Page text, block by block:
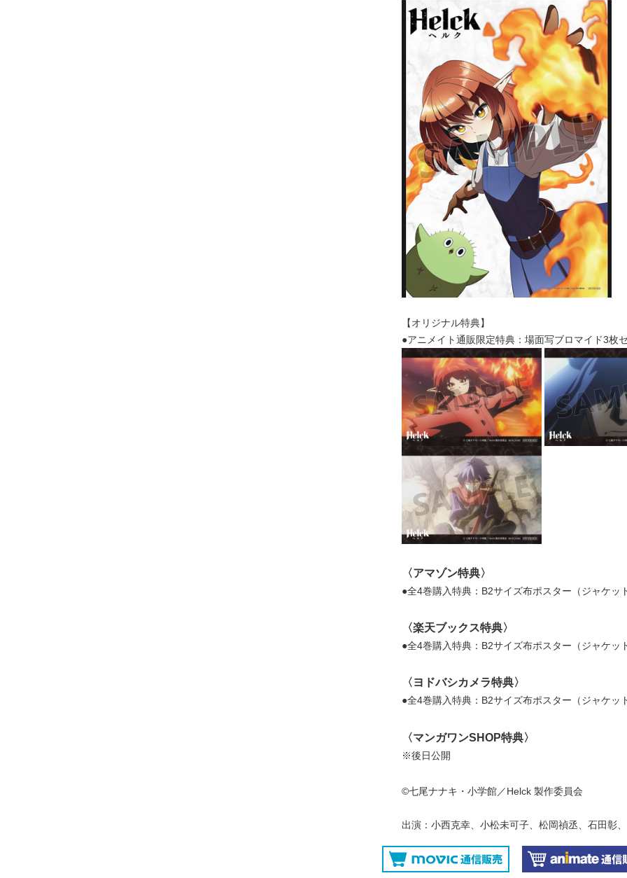
【オリジナル特典】
●アニメイト通販限定特典：場面写ブロマイド3枚
〈アマゾン特典〉
●全4巻購入特典：B2サイズ布ポスター（ジャケ
〈楽天ブックス特典〉
●全4巻購入特典：B2サイズ布ポスター（ジャケ
〈ヨドバシカメラ特典〉
●全4巻購入特典：B2サイズ布ポスター（ジャケ
〈マンガワンSHOP特典〉
※後日公開
©七尾ナナキ・小学館／Helck 製作委員会
出演：小西克幸、小松未可子、松岡禎丞、石田彰